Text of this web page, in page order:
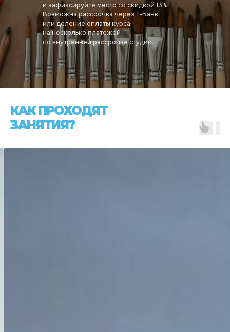
и зафиксируйте место со скидкой 13%.
Возможна рассрочка через Т-Банк
или деление оплаты курса
на несколько платежей
по внутренней рассрочке студии.
КАК ПРОХОДЯТ
ЗАНЯТИЯ?